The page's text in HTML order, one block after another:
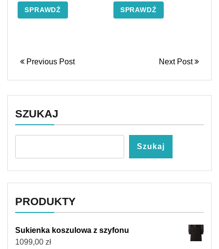
SPRAWDŹ SPRAWDŹ
Previous Post Next Post
SZUKAJ
Szukaj
PRODUKTY
Sukienka koszulowa z szyfonu
1099,00 zł